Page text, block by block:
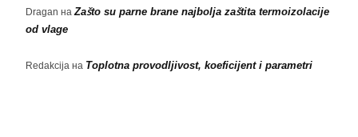
Dragan наZašto su parne brane najbolja zaštita termoizolacije
od vlage
Redakcija на Toplotna provodljivost, koeficijent i parametri